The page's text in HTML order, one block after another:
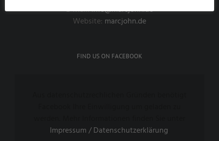
E-Mail:info@marcjohn.de
Website: marcjohn.de
FIND US ON FACEBOOK
Impressum / Datenschutzerklärung